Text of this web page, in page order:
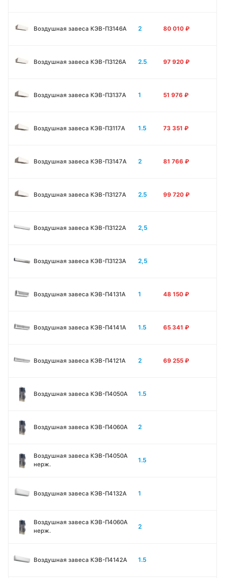
Воздушная завеса КЭВ-П3146A 2 80 010 ₽
Воздушная завеса КЭВ-П3126A 2.5 97 920 ₽
Воздушная завеса КЭВ-П3137A 1 51 976 ₽
Воздушная завеса КЭВ-П3117A 1.5 73 351 ₽
Воздушная завеса КЭВ-П3147A 2 81 766 ₽
Воздушная завеса КЭВ-П3127A 2.5 99 720 ₽
Воздушная завеса КЭВ-П3122A 2,5
Воздушная завеса КЭВ-П3123A 2,5
Воздушная завеса КЭВ-П4131A 1 48 150 ₽
Воздушная завеса КЭВ-П4141A 1.5 65 341 ₽
Воздушная завеса КЭВ-П4121A 2 69 255 ₽
Воздушная завеса КЭВ-П4050A 1.5
Воздушная завеса КЭВ-П4060A 2
Воздушная завеса КЭВ-П4050A
нерж.
1.5
Воздушная завеса КЭВ-П4132A 1
Воздушная завеса КЭВ-П4060A
нерж.
2
Воздушная завеса КЭВ-П4142A 1.5